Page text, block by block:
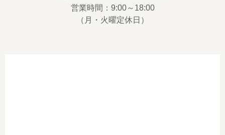
営業時間：9:00～18:00
（月・火曜定休日）